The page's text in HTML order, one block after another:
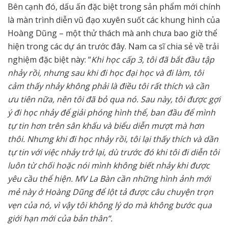
Bên cạnh đó, dấu ấn đặc biệt trong sản phẩm mới chính
là màn trình diễn vũ đạo xuyên suốt các khung hình của
Hoàng Dũng – một thử thách mà anh chưa bao giờ thể
hiện trong các dự án trước đây. Nam ca sĩ chia sẻ về trải
nghiệm đặc biệt này: “Khi học cấp 3, tôi đã bắt đầu tập
nhảy rồi, nhưng sau khi đi học đại học và đi làm, tôi
cảm thấy nhảy không phải là điều tôi rất thích và cần
ưu tiên nữa, nên tôi đã bỏ qua nó. Sau này, tôi được gợi
ý đi học nhảy để giải phóng hình thể, ban đầu để mình
tự tin hơn trên sân khấu và biểu diễn mượt mà hơn
thôi. Nhưng khi đi học nhảy rồi, tôi lại thấy thích và dần
tự tin với việc nhảy trở lại, dù trước đó khi tôi đi diễn tôi
luôn từ chối hoặc nói mình không biết nhảy khi được
yêu cầu thể hiện. MV La Bàn cần những hình ảnh mới
mẻ này ở Hoàng Dũng để lột tả được câu chuyện trọn
vẹn của nó, vì vậy tôi không lý do mà không bước qua
giới hạn mới của bản thân”.